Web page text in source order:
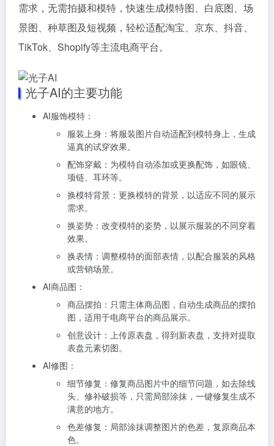
需求，无需拍摄和模特，快速生成模特图、白底图、场
景图、种草图及短视频，轻松适配淘宝、京东、抖音、
TikTok、Shopify等主流电商平台。
光子AI的主要功能
AI服饰模特：
服装上身：将服装图片自动适配到模特身上，生成
逼真的试穿效果。
配饰穿戴：为模特自动添加或更换配饰，如眼镜、
项链、耳环等。
换模特背景：更换模特的背景，以适应不同的展示
需求。
换姿势：改变模特的姿势，以展示服装的不同穿着
效果。
换表情：调整模特的面部表情，以配合服装的风格
或营销场景。
AI商品图：
商品摆拍：只需主体商品图， 自动生成商品的摆拍
图，适用于电商平台的商品展示。
创意设计：上传原表盘，得到新表盘，支持对提取
表盘元素切图。
AI修图：
细节修复：修复商品图片中的细节问题，如去除线
头、修补破损等，只需局部涂抹，一键修复生成不
满意的地方。
色差修复：局部涂抹调整图片的色差，复原商品本
色。